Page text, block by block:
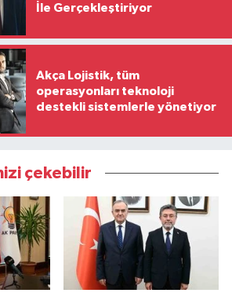
İle Gerçekleştiriyor
Akça Lojistik, tüm
operasyonları teknoloji
destekli sistemlerle yönetiyor
çekebilir